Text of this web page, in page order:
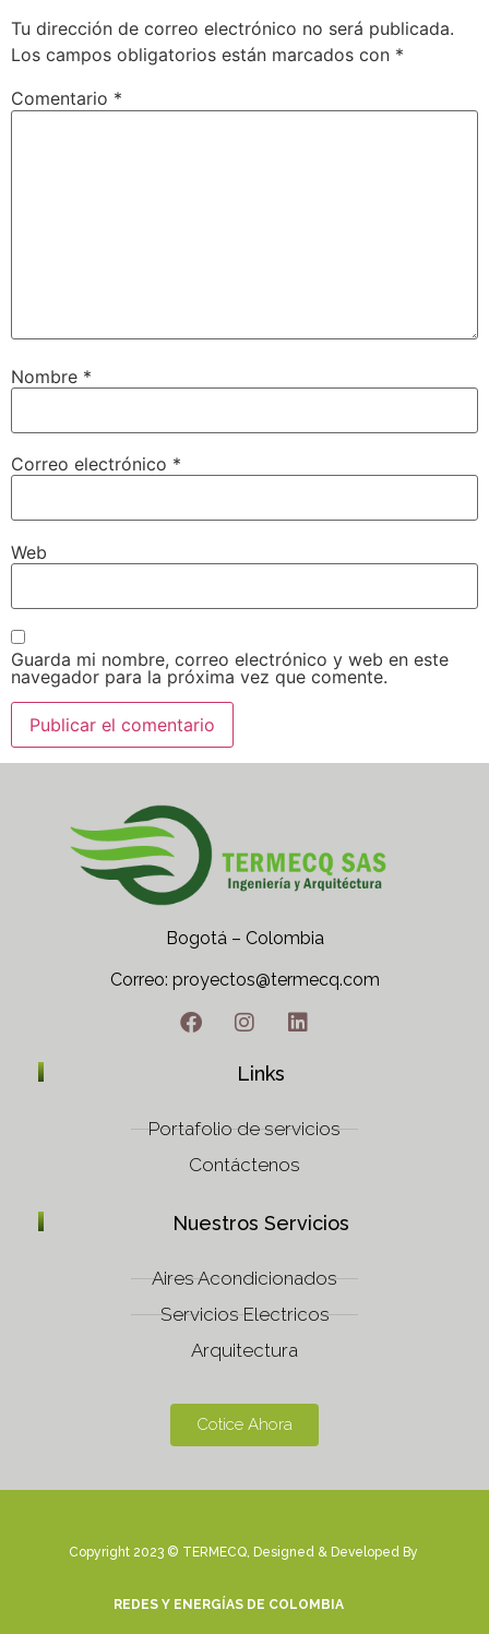
Tu dirección de correo electrónico no será publicada.
Los campos obligatorios están marcados con *
Comentario *
Nombre *
Correo electrónico *
Web
Guarda mi nombre, correo electrónico y web en este
navegador para la próxima vez que comente.
Bogotá – Colombia
Correo: proyectos@termecq.com
Tel: (+57) 312 483 6792
Links
Portafolio de servicios
Contáctenos
Nuestros Servicios
Aires Acondicionados
Servicios Electricos
Arquitectura
Cotice Ahora
Copyright 2023 © TERMECQ, Designed & Developed By
REDES Y ENERGÍAS DE COLOMBIA